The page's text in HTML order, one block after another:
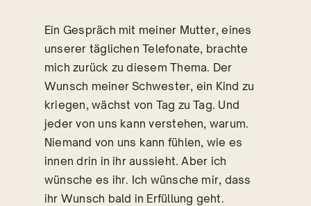
Ein Gespräch mit meiner Mutter, eines
unserer täglichen Telefonate, brachte
mich zurück zu diesem Thema. Der
Wunsch meiner Schwester, ein Kind zu
kriegen, wächst von Tag zu Tag. Und
jeder von uns kann verstehen, warum.
Niemand von uns kann fühlen, wie es
innen drin in ihr aussieht. Aber ich
wünsche es ihr. Ich wünsche mir, dass
ihr Wunsch bald in Erfüllung geht.